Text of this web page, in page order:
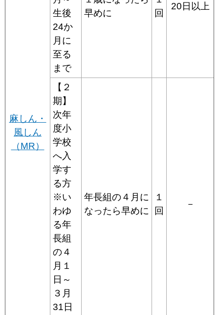
麻しん・
風しん
（MR）
生後
24か
月に
至る
まで
早めに
回
20日以上
【２
期】
次年
度小
学校
へ入
学す
る方
※い
わゆ
る年
長組
の４
月１
日～
３月
31日
年長組の４月に
なったら早めに
１
回
－